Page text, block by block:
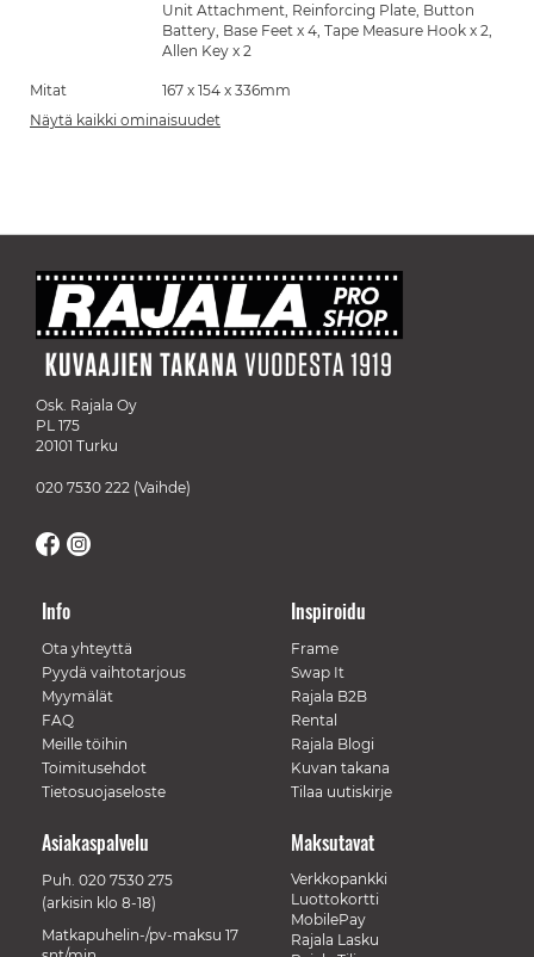
Unit Attachment, Reinforcing Plate, Button
Battery, Base Feet x 4, Tape Measure Hook x 2,
Allen Key x 2
Mitat
167 x 154 x 336mm
Näytä kaikki ominaisuudet
Osk. Rajala Oy
PL 175
20101 Turku
020 7530 222 (Vaihde)
Info
Ota yhteyttä
Pyydä vaihtotarjous
Myymälät
FAQ
Meille töihin
Toimitusehdot
Tietosuojaseloste
Inspiroidu
Frame
Swap It
Rajala B2B
Rental
Rajala Blogi
Kuvan takana
Tilaa uutiskirje
Maksutavat
Verkkopankki
Luottokortti
MobilePay
Rajala Lasku
Asiakaspalvelu
Puh. 020 7530 275
(arkisin klo 8-18)
Matkapuhelin-/pv-maksu 17